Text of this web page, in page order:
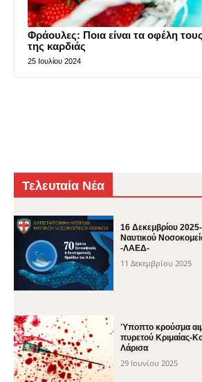
Φράουλες: Ποια είναι τα οφέλη
της καρδιάς
25 Ιουλίου 2024
Τελευταία Νέα
16 Δεκεμβρίου
Ναυτικού
-ΛΑΕΔ-
11 Δεκεμβρίου 2025
Ύποπτο κρούσμα
πυρετού Κριμαίας-
Λάρισα
29 Ιουνίου 2025